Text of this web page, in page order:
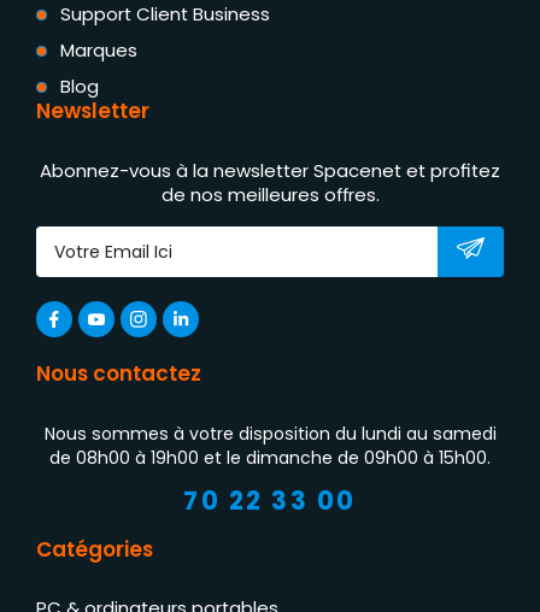
Support Client Business
Marques
Blog
Newsletter
Abonnez-vous à la newsletter Spacenet et profitez
de nos meilleures offres.
Nous contactez
Nous sommes à votre disposition du lundi au samedi
de 08h00 à 19h00 et le dimanche de 09h00 à 15h00.
70 22 33 00
Catégories